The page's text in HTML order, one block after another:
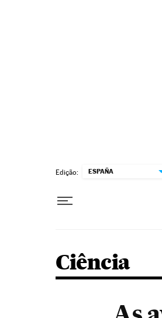
Edição: ESPAÑA
Ciência